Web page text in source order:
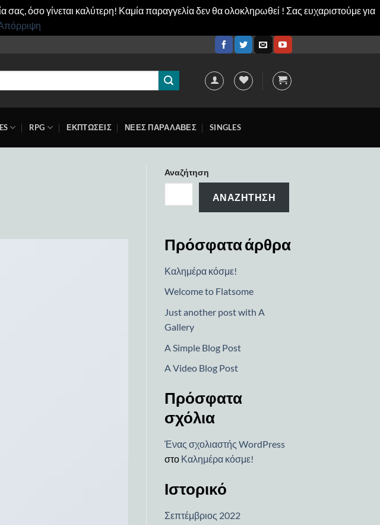
όσο γίνεται καλύτερη! Καμία παραγγελία δεν θα ολοκληρωθεί ! Σας ευχαριστούμε για
RPG ΕΚΠΤΩΣΕΙΣ ΝΕΕΣ ΠΑΡΑΛΑΒΕΣ SINGLES
Αναζήτηση
ΑΝΑΖΉΤΗΣΗ
Πρόσφατα άρθρα
Καλημέρα κόσμε!
Welcome to Flatsome
Just another post with A
Gallery
A Simple Blog Post
A Video Blog Post
Πρόσφατα
σχόλια
Ένας σχολιαστής WordPress
στο Καλημέρα κόσμε!
Ιστορικό
Σεπτέμβριος 2022